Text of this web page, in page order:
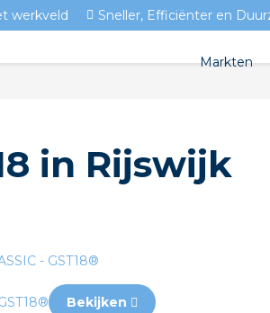
in Rijswijk
Bekijken
werkveld Sneller, Efficiënter en
Markten
Utiliteit